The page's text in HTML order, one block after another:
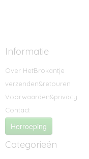
Informatie
Over HetBrokantje
verzenden&retouren
Voorwaarden&privacy
Contact
Herroeping
Categorieën